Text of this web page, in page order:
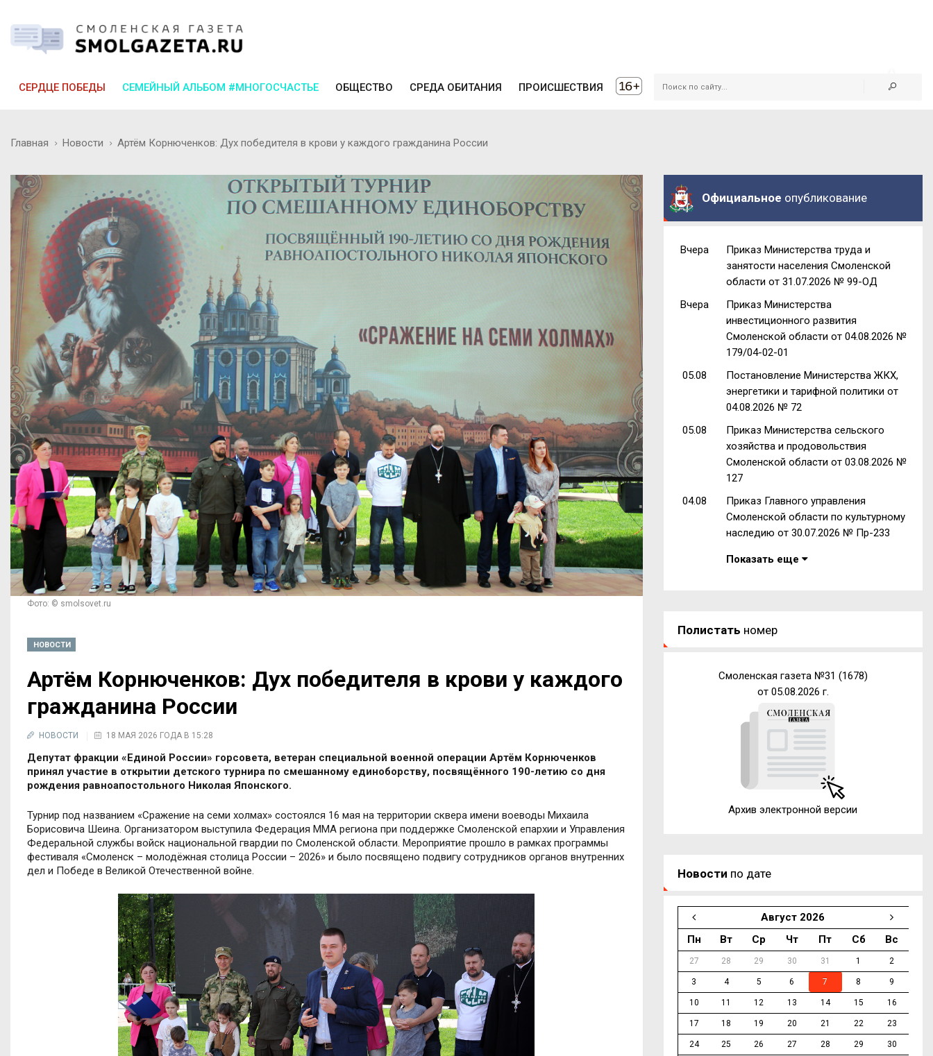
СЕРДЦЕ ПОБЕДЫ СЕМЕЙНЫЙ АЛЬБОМ #МНОГОСЧАСТЬЕ ОБЩЕСТВО СРЕДА ОБИТАНИЯ ПРОИСШЕСТВИЯ
Главная Новости Артём Корнюченков: Дух победителя в крови у каждого гражданина России
Фото: © smolsovet.ru
НОВОСТИ
Артём Корнюченков: Дух победителя в крови у каждого
гражданина России
НОВОСТИ 18 МАЯ 2026 ГОДА В 15:28
Депутат фракции «Единой России» горсовета, ветеран специальной военной операции Артём Корнюченков
принял участие в открытии детского турнира по смешанному единоборству, посвящённого 190-летию со дня
рождения равноапостольного Николая Японского.
Турнир под названием «Сражение на семи холмах» состоялся 16 мая на территории сквера имени воеводы Михаила
Борисовича Шеина. Организатором выступила Федерация ММА региона при поддержке Смоленской епархии и Управления
Федеральной службы войск национальной гвардии по Смоленской области. Мероприятие прошло в рамках программы
фестиваля «Смоленск – молодёжная столица России – 2026» и было посвящено подвигу сотрудников органов внутренних
дел и Победе в Великой Отечественной войне.
Официальное опубликование
Вчера
Приказ Министерства труда и
занятости населения Смоленской
области от 31.07.2026 № 99-ОД
Вчера
Приказ Министерства
инвестиционного развития
Смоленской области от 04.08.2026 №
179/04-02-01
05.08
Постановление Министерства ЖКХ,
энергетики и тарифной политики от
04.08.2026 № 72
05.08
Приказ Министерства сельского
хозяйства и продовольствия
Смоленской области от 03.08.2026 №
127
04.08
Приказ Главного управления
Смоленской области по культурному
наследию от 30.07.2026 № Пр-233
Показать еще
Полистать номер
Смоленская газета №31 (1678)
от 05.08.2026 г.
Архив электронной версии
Новости по дате
Август 2026
Пн
Вт Ср Чт Пт Сб Вс
27 28 29 30 31 1 2
3 4 5 6 7 8 9
10 11 12 13 14 15 16
17 18 19 20 21 22 23
24 25 26 27 28 29 30